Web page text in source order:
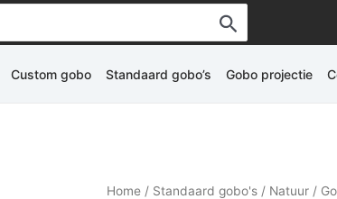
Custom gobo Standaard gobo’s Gobo projectie
Home / Standaard gobo's / Natuur /